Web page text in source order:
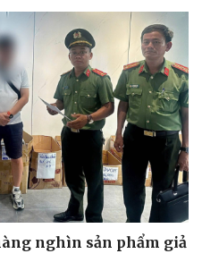
nghìn sản phẩm giả